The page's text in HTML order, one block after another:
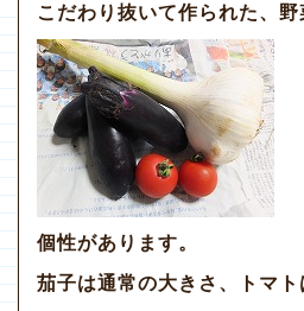
こだわり抜いて作られた、
個性があります。
茄子は通常の大きさ、トマト